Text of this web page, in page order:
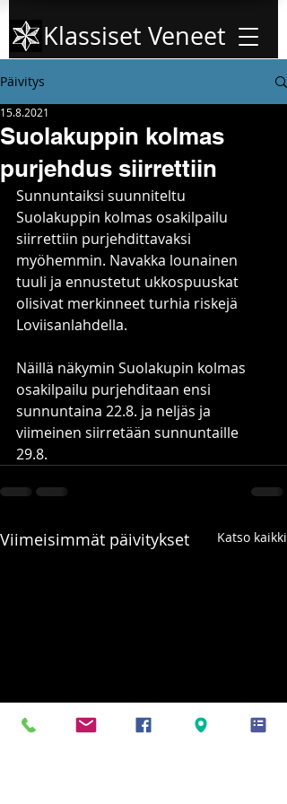
Klassiset Veneet
Päivitys
Suolakuppin kolmas
purjehdus siirrettiin
15.8.2021
Sunnuntaiksi suunniteltu
Suolakuppin kolmas osakilpailu
siirrettiin purjehdittavaksi
myöhemmin. Navakka lounainen
tuuli ja ennustetut ukkospuuskat
olisivat merkinneet turhia riskejä
Loviisanlahdella.
Näillä näkymin Suolakupin kolmas
osakilpailu purjehditaan ensi
sunnuntaina 22.8. ja neljäs ja
viimeinen siirretään sunnuntaille
29.8.
Viimeisimmät päivitykset Katso kaikki